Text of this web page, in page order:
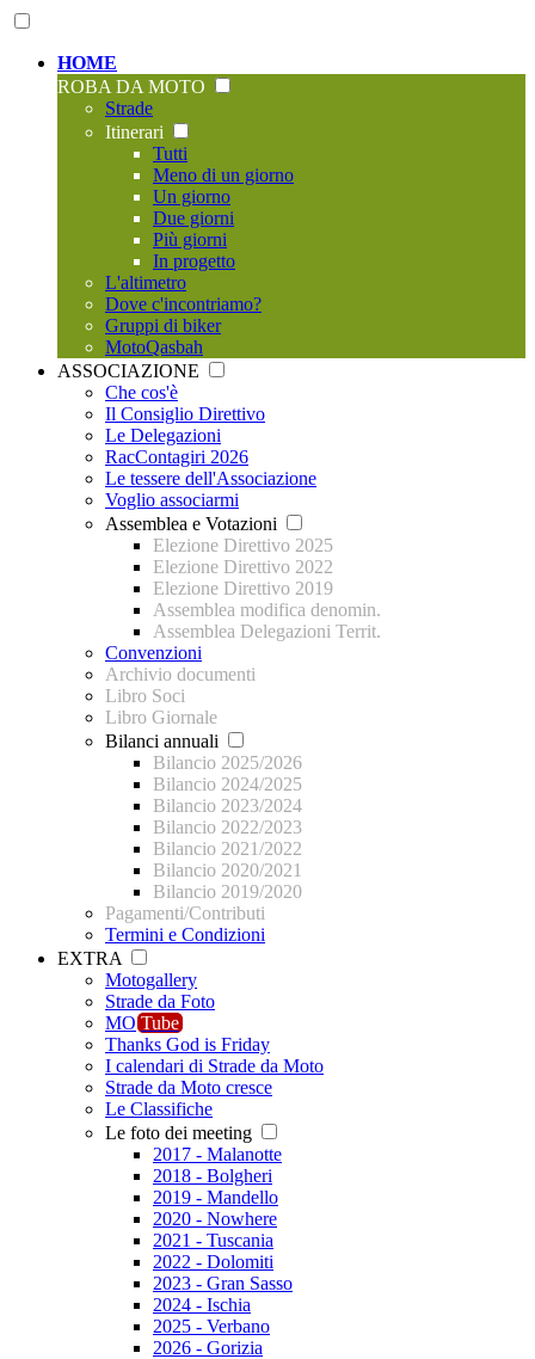
HOME
ROBA DA MOTO
Strade
Itinerari
Tutti
Meno di un giorno
Un giorno
Due giorni
Più giorni
In progetto
L'altimetro
Dove c'incontriamo?
Gruppi di biker
MotoQasbah
ASSOCIAZIONE
Che cos'è
Il Consiglio Direttivo
Le Delegazioni
RacContagiri 2026
Le tessere dell'Associazione
Voglio associarmi
Assemblea e Votazioni
Elezione Direttivo 2025
Elezione Direttivo 2022
Elezione Direttivo 2019
Assemblea modifica denomin.
Assemblea Delegazioni Territ.
Convenzioni
Archivio documenti
Libro Soci
Libro Giornale
Bilanci annuali
Bilancio 2025/2026
Bilancio 2024/2025
Bilancio 2023/2024
Bilancio 2022/2023
Bilancio 2021/2022
Bilancio 2020/2021
Bilancio 2019/2020
Pagamenti/Contributi
Termini e Condizioni
EXTRA
Motogallery
Strade da Foto
MO Tube
Thanks God is Friday
I calendari di Strade da Moto
Strade da Moto cresce
Le Classifiche
Le foto dei meeting
2017 - Malanotte
2018 - Bolgheri
2019 - Mandello
2020 - Nowhere
2021 - Tuscania
2022 - Dolomiti
2023 - Gran Sasso
2024 - Ischia
2025 - Verbano
2026 - Gorizia